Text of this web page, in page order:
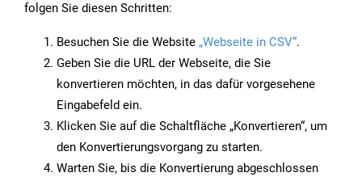
folgen Sie diesen Schritten:
Besuchen Sie die Website „Webseite in CSV“.
Geben Sie die URL der Webseite, die Sie
konvertieren möchten, in das dafür vorgesehene
Eingabefeld ein.
Klicken Sie auf die Schaltfläche „Konvertieren“, um
den Konvertierungsvorgang zu starten.
Warten Sie, bis die Konvertierung abgeschlossen